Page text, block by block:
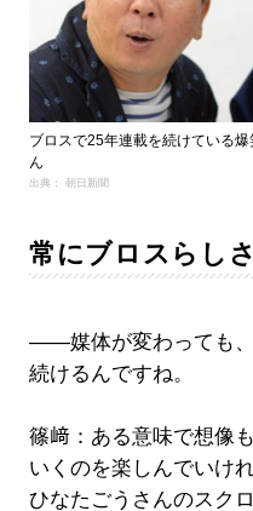
ブロスで25年連載を続けている
ん
出典： 朝日新聞
常にブロスらし
――媒体が変わっても、
続けるんですね。
篠﨑：ある意味で想像
いくのを楽しんでいけ
ひなたごうさんのスク